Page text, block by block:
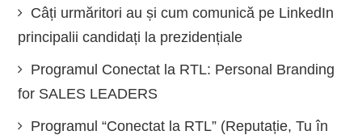
Câți urmăritori au și cum comunică pe LinkedIn
principalii candidați la prezidențiale
Programul Conectat la RTL: Personal Branding
for SALES LEADERS
Programul “Conectat la RTL” (Reputație, Tu în